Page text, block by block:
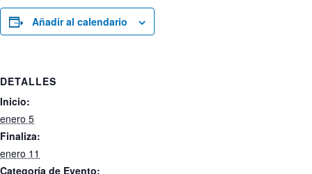
Añadir al calendario
DETALLES
Inicio:
enero 5
Finaliza:
enero 11
Categoría de Evento: